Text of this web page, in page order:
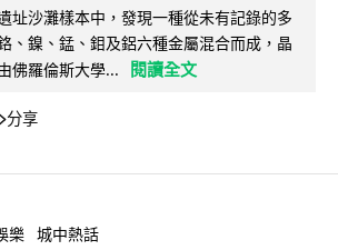
址沙灘樣本中，發現一種從未有記錄的多
、鎳、錳、鉬及鋁六種金屬混合而成，晶
佛羅倫斯大學...
閱讀全文
分享
樂 城中熱話